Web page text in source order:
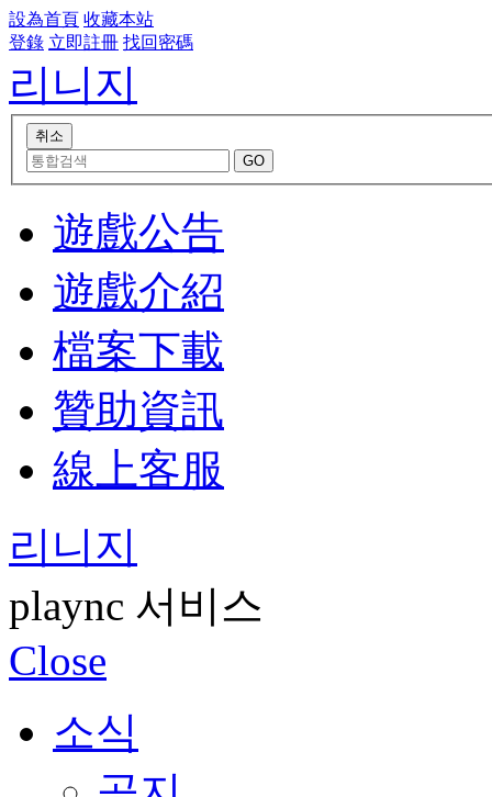
設為首頁 收藏本站
登錄 立即註冊 找回密碼
리니지
遊戲公告
遊戲介紹
檔案下載
贊助資訊
線上客服
리니지
plaync 서비스
Close
소식